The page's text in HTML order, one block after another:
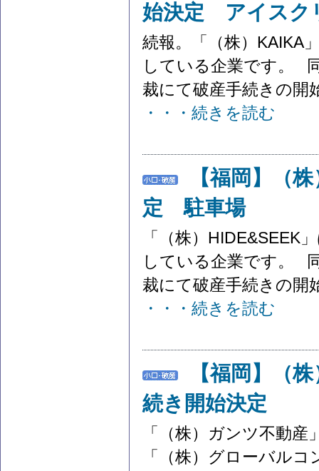
始決定 アイスク
続報。「（株）KAIKA
している企業です。
裁にて破産手続きの開
・・・続きを読む
【福岡】（
定 駐車場
「（株）HIDE&SEEK
している企業です。
裁にて破産手続きの開
・・・続きを読む
【福岡】（
続き開始決定
「（株）ガンツ不動
「（株）グローバル